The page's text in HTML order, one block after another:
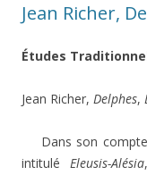
Jean Richer,
Études
Jean Richer, Delphes,
Dans son compte-
intitulé Eleusis-Alésia